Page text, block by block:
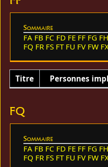
Sommaire
FA FB FC FD FE FF FG FH
FQ FR FS FT FU FV FW
Titre Personnes
FQ
Sommaire
FA FB FC FD FE FF FG FH
FQ FR FS FT FU FV FW